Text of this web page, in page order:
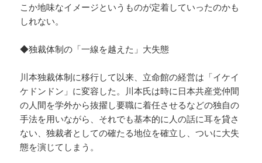
こか地味なイメージというものが定着していったのかも
しれない。
◆独裁体制の「一線を越えた」大失態
川本独裁体制に移行して以来、立命館の経営は「イケイ
ケドンドン」に変容した。川本氏は時に日本共産党仲間
の人間を学外から抜擢し要職に着任させるなどの独自の
手法を用いながら、それでも基本的に人の話に耳を貸さ
ない、独裁者としての確たる地位を確立し、ついに大失
態を演じてしまう。